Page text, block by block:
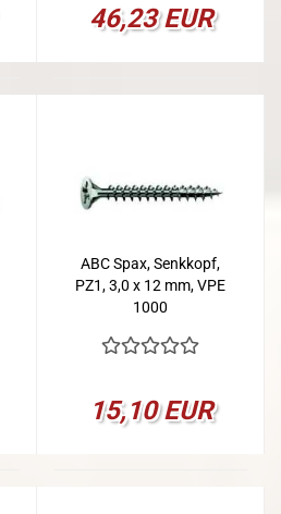
46,23 EUR
ABC Spax, Senkkopf,
PZ1, 3,0 x 12 mm, VPE
1000
15,10 EUR